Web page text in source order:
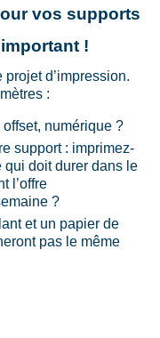
vos supports
!
d’impression.
:
numérique ?
support : imprimez-
doit durer dans le
l’offre
?
et un papier de
pas le même